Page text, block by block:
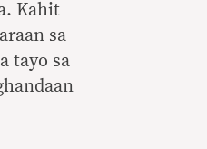
Kahit
sa
tayo sa